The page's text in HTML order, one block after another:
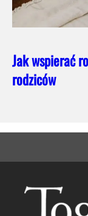
Jak wspierać
rodziców